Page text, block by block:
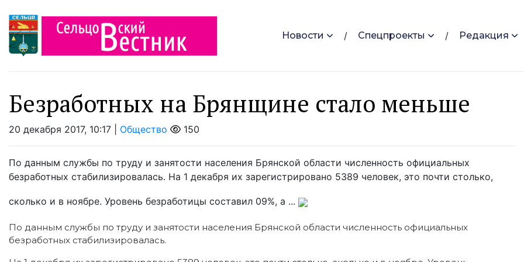
Новости Спецпроекты Редакция
Безработных на Брянщине стало меньше
20 декабря 2017, 10:17 | Общество 150
По данным службы по труду и занятости населения Брянской области численность официальных
безработных стабилизировалась. На 1 декабря их зарегистрировано 5389 человек, это почти столько,
сколько и в ноябре. Уровень безработицы составил 09%, а ...
По данным службы по труду и занятости населения Брянской области численность официальных
безработных стабилизировалась.